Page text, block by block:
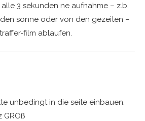
3 sekunden ne aufnahme – z.b.
sonne oder von den gezeiten –
film ablaufen.
unbedingt in die seite einbauen.
GROß